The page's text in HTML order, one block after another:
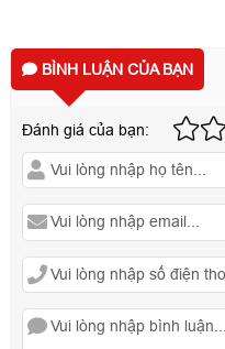
BÌNH LUẬN CỦA BẠN
Đánh giá của bạn: